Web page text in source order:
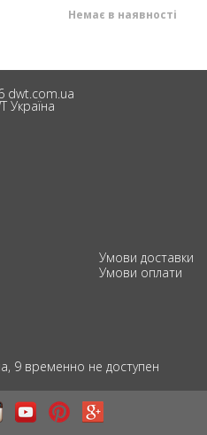
Немає в наявності
dwt.com.ua
Україна
Умови доставки
Умови оплати
9 временно не доступен